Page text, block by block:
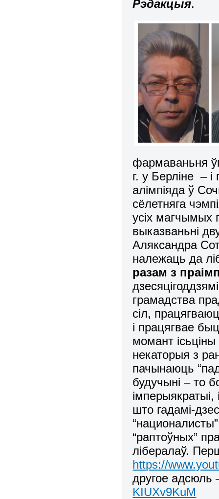
Рэдакцыя.
фармаваньня
г. у Берліне –
алімпіяда ў
сёлетняга
усіх магчымых
выказваньні
Аляксандра
належаць да
разам з
грамадства
сіл,
і працягвае
момант ісьціны
некаторыя з
пачынаюць
будучыні – то
імперыякратыі,
што гадамі-
“раптоўных”
лібералаў.
https://
другое адсюль
KIUXv9KuM